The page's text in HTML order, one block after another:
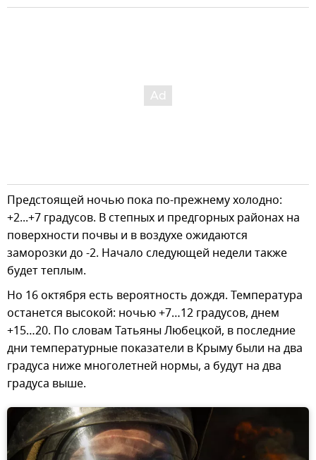
Предстоящей ночью пока по-прежнему холодно:
+2...+7 градусов. В степных и предгорных районах на
поверхности почвы и в воздухе ожидаются
заморозки до -2. Начало следующей недели также
будет теплым.
Но 16 октября есть вероятность дождя. Температура
останется высокой: ночью +7…12 градусов, днем
+15…20. По словам Татьяны Любецкой, в последние
дни температурные показатели в Крыму были на два
градуса ниже многолетней нормы, а будут на два
градуса выше.